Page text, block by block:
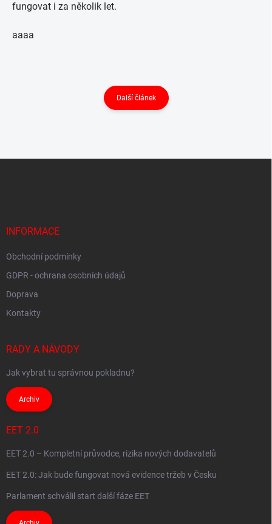
fungovat i za několik let.
aaaa
Další článek
INFORMACE
Obchodní podmínky
GDPR - ochrana osobních údajů
Doprava
Kontakty
RADY A NÁVODY
Jak vybrat tu správnou pokladnu?
Archiv
EET 2.0
EET 2.0 – Kompletní průvodce, rizika nových dodavatelů
EET 2.0: Jak bude fungovat nová evidence tržeb v Česku
Parlament schválil start další fáze EET